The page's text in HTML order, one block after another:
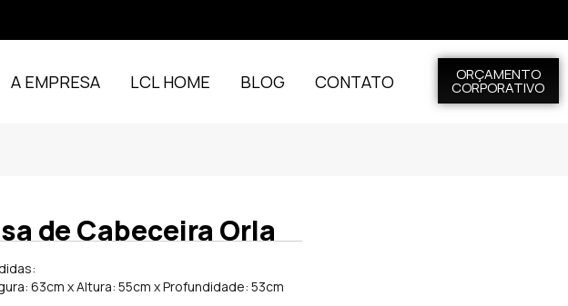
A EMPRESA LCL HOME BLOG CONTATO ORÇAMENTO
CORPORATIVO
de Cabeceira Orla
63cm x Altura: 55cm x Profundidade: 53cm